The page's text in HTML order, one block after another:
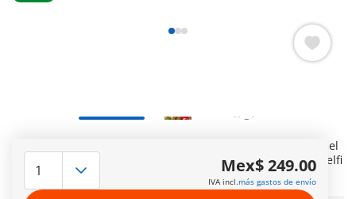
El majestuoso tigre devora una pierna de animal, mientras el
visitante del zoológico captura la experiencia con un palo selfi
y disfruta de su bebida. Eso sí, a una distancia segura...
Más información
Mex$ 249.00
IVA incl.más gastos de envío